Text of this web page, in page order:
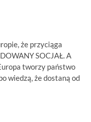
że przyciąga
SOCJAŁ. A
tworzy państwo
wiedzą, że dostaną od